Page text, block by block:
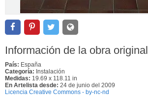
Información de la obra original
País: España
Categoría: Instalación
Medidas: 19.69 x 118.11 in
En Artelista desde: 24 de junio del 2009
Licencia Creative Commons - by-nc-nd